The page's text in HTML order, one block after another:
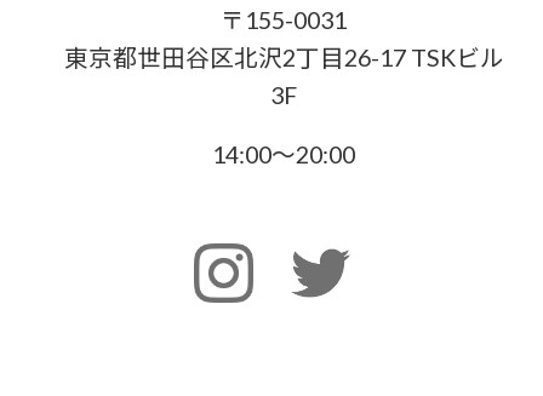
〒155-0031
東京都世田谷区北沢2丁目26-17 TSKビル
3F
14:00〜20:00